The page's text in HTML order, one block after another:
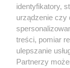
identyfikatory,
urządzenie czy
treści, pomiar
ulepszanie
Partnerzy